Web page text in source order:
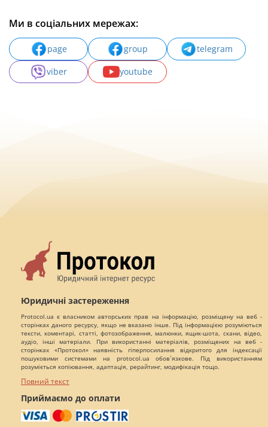
Ми в соціальних мережах:
page group
telegram
viber
youtube
Юридичні застереження
Protocol.ua є власником авторських прав на інформацію, розміщену на веб -
сторінках даного ресурсу, якщо не вказано інше. Під інформацією розуміються
тексти, коментарі, статті, фотозображення, малюнки, ящик-шота, скани, відео,
аудіо, інші матеріали. При використанні матеріалів, розміщених на веб -
сторінках «Протокол» наявність гіперпосилання відкритого для індексації
пошуковими системами на protocol.ua обов`язкове. Під використанням
розуміється копіювання, адаптація, рерайтинг, модифікація тощо.
Повний текст
Приймаємо до оплати